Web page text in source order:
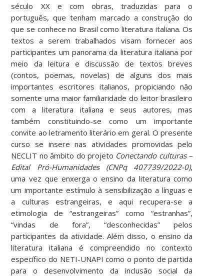
século XX e com obras, traduzidas para o
português, que tenham marcado a construção do
que se conhece no Brasil como literatura italiana. Os
textos a serem trabalhados visam fornecer aos
participantes um panorama da literatura italiana por
meio da leitura e discussão de textos breves
(contos, poemas, novelas) de alguns dos mais
importantes escritores italianos, propiciando não
somente uma maior familiaridade do leitor brasileiro
com a literatura italiana e seus autores, mas
também constituindo-se como um importante
convite ao letramento literário em geral. O presente
curso se insere nas atividades promovidas pelo
NECLIT no âmbito do projeto Conectando culturas –
Edital Pró-Humanidades (CNPq 407739/2022-0),
uma vez que enxerga o ensino da literatura como
um importante estímulo à sensibilização a línguas e
a culturas estrangeiras, e aqui recupera-se a
etimologia de “estrangeiras” como “estranhas”,
“vindas de fora”, “desconhecidas” pelos
participantes da atividade. Além disso, o ensino da
literatura italiana é compreendido no contexto
específico do NETI-UNAPI como o ponto de partida
para o desenvolvimento da inclusão social da